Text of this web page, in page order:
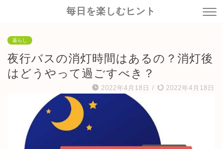
毎日を楽しむヒント
暮らし
夜行バスの消灯時間はあるの？消灯後
はどうやって過ごすべき？
2022年4月18日 / 2022年4月18日